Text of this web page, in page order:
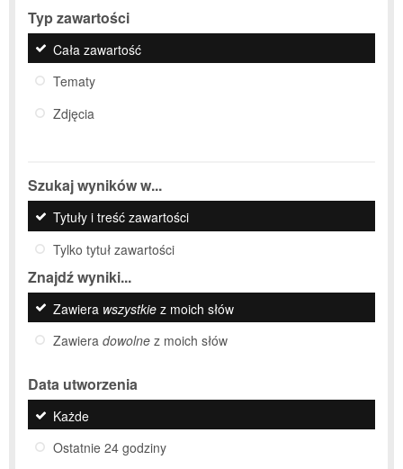
Typ zawartości
Cała zawartość
Tematy
Zdjęcia
Szukaj wyników w...
Tytuły i treść zawartości
Tylko tytuł zawartości
Znajdź wyniki...
Zawiera wszystkie z moich słów
Zawiera dowolne z moich słów
Data utworzenia
Każde
Ostatnie 24 godziny